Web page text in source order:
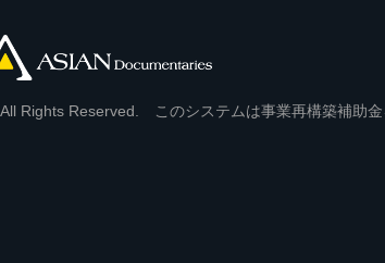
Rights Reserved. このシステムは事業再構築補助金